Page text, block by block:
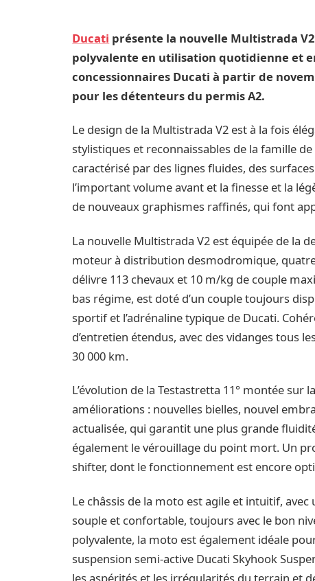
Ducati présente la nouvelle Multistrada
polyvalente en utilisation quotidienne et
concessionnaires Ducati à partir de
pour les détenteurs du permis A2.
Le design de la Multistrada V2 est à la fois
stylistiques et reconnaissables de la famille
caractérisé par des lignes fluides, des
l’important volume avant et la finesse et la
de nouveaux graphismes raffinés, qui font
La nouvelle Multistrada V2 est équipée de la
moteur à distribution desmodromique,
délivre 113 chevaux et 10 m/kg de couple
bas régime, est doté d’un couple toujours
sportif et l’adrénaline typique de Ducati.
d’entretien étendus, avec des vidanges tous
30 000 km.
L’évolution de la Testastretta 11° montée
améliorations : nouvelles bielles, nouvel
actualisée, qui garantit une plus grande
également le vérouillage du point mort. Un
shifter, dont le fonctionnement est encore
Le châssis de la moto est agile et intuitif,
souple et confortable, toujours avec le bon
polyvalente, la moto est également idéale
suspension semi-active Ducati Skyhook